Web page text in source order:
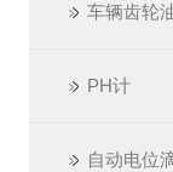
车辆齿轮
PH计
自动电位